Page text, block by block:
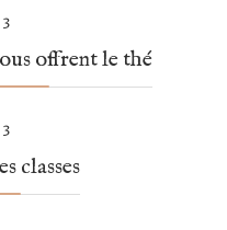
offrent le thé
classes